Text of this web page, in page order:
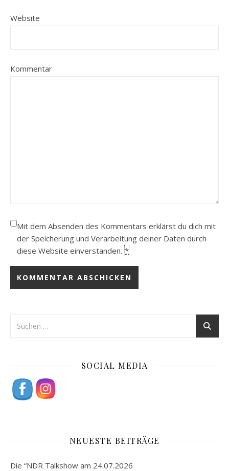
Website
Kommentar
Mit dem Absenden des Kommentars erklärst du dich mit
der Speicherung und Verarbeitung deiner Daten durch
diese Website einverstanden. *
SOCIAL MEDIA
NEUESTE BEITRÄGE
Die “NDR Talkshow am 24.07.2026